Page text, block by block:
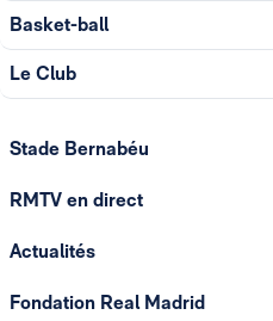
Basket-ball
Le Club
Stade Bernabéu
RMTV en direct
Actualités
Fondation Real Madrid